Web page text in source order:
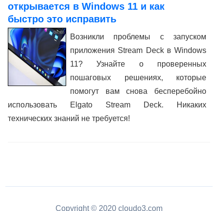
открывается в Windows 11 и как
быстро это исправить
Возникли проблемы с запуском
приложения Stream Deck в Windows
11? Узнайте о проверенных
пошаговых решениях, которые
помогут вам снова бесперебойно
использовать Elgato Stream Deck. Никаких
технических знаний не требуется!
Copyright © 2020 cloudo3.com